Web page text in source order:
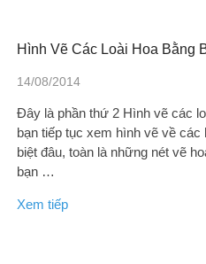
Hình Vẽ Các Loài Hoa Bằng
14/08/2014
Đây là phần thứ 2 Hình vẽ các
bạn tiếp tục xem hình vẽ về các
biệt đâu, toàn là những nét vẽ
bạn …
Xem tiếp